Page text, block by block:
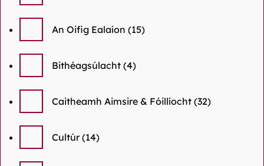
An Oifig Ealaíon (15)
Bithéagsúlacht (4)
Caitheamh Aimsire & Fóillíocht (32)
Cultúr (14)